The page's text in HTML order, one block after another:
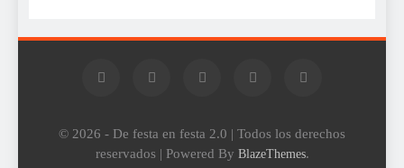
© 2026 - De festa en festa 2.0 | Todos los derechos
reservados | Powered By BlazeThemes.